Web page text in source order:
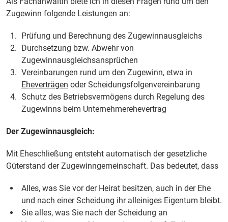
Zugewinn folgende Leistungen an:
Prüfung und Berechnung des Zugewinnausgleichs
Durchsetzung bzw. Abwehr von
Zugewinnausgleichsansprüchen
Vereinbarungen rund um den Zugewinn, etwa in
Eheverträgen oder Scheidungsfolgenvereinbarung
Schutz des Betriebsvermögens durch Regelung des
Zugewinns beim Unternehmerehevertrag
Der Zugewinnausgleich:
Mit Eheschließung entsteht automatisch der gesetzliche
Güterstand der Zugewinngemeinschaft. Das bedeutet, dass
Alles, was Sie vor der Heirat besitzen, auch in der Ehe
und nach einer Scheidung ihr alleiniges Eigentum bleibt.
Sie alles, was Sie nach der Scheidung an